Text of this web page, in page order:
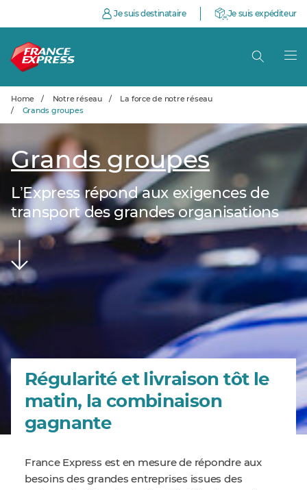
Je suis destinataire Je suis expéditeur
Home / Notre réseau /
La force de notre réseau
/
Grands groupes
Grands groupes
LʼExpress répond aux exigences de
transport des grandes organisations
Régularité et livraison tôt le
matin, la combinaison
gagnante
France Express est en mesure de répondre aux
besoins des grandes entreprises issues des